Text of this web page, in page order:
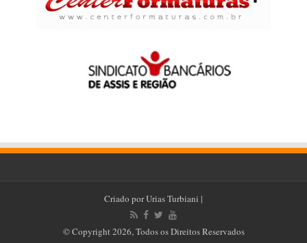
Criado porUrias Turbiani |
© Copyright 2026, Todos os Direitos Reservados